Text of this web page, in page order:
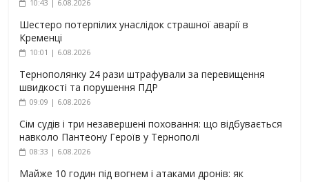
10:43 | 6.08.2026
Шестеро потерпілих унаслідок страшної аварії в
Кременці
10:01 | 6.08.2026
Тернополянку 24 рази штрафували за перевищення
швидкості та порушення ПДР
09:09 | 6.08.2026
Сім судів і три незавершені поховання: що відбувається
навколо Пантеону Героїв у Тернополі
08:33 | 6.08.2026
Майже 10 годин під вогнем і атаками дронів: як